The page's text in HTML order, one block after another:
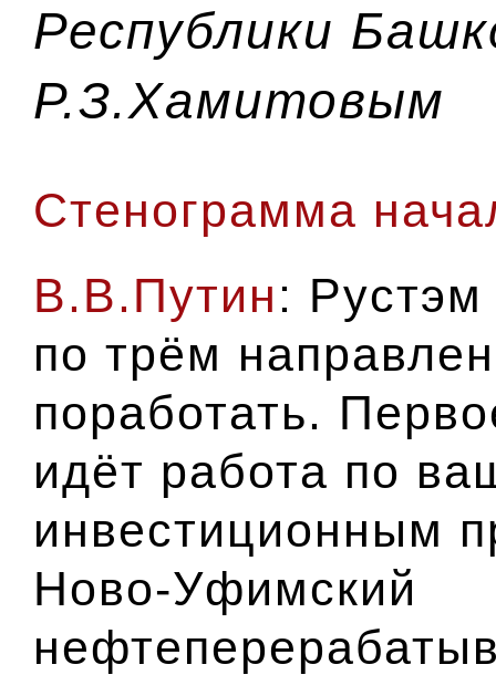
Республики
Р.З.Хамитовым
Стенограмма
В.В.Путин:
по трём
поработать.
идёт работа по
инвестиционным
Ново-Уфимский